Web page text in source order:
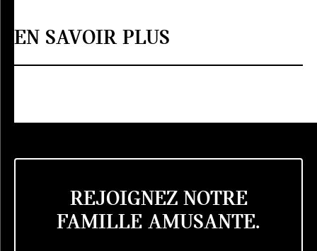
EN SAVOIR PLUS
REJOIGNEZ NOTRE
FAMILLE AMUSANTE.